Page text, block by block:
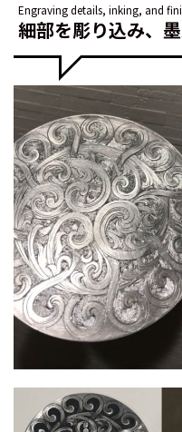
Engraving details, inking, and
細部を彫り込み、